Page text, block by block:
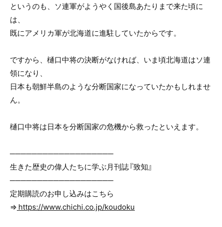
というのも、ソ連軍がようやく国後島あたりまで来た頃に
は、
既にアメリカ軍が北海道に進駐していたからです。
ですから、樋口中将の決断がなければ、いま頃北海道はソ連
領になり、
日本も朝鮮半島のような分断国家になっていたかもしれませ
ん。
樋口中将は日本を分断国家の危機から救ったといえます。
───────────────────
生きた歴史の偉人たちに学ぶ月刊誌『致知』
───────────────────
定期購読のお申し込みはこちら
⇒ https://www.chichi.co.jp/koudoku